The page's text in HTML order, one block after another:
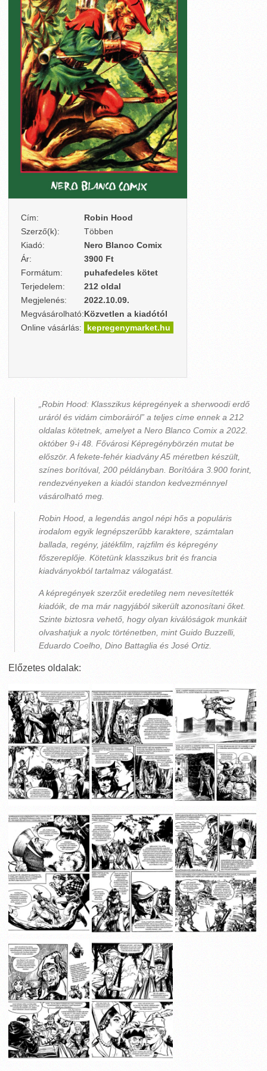
Cím:
Robin Hood
Szerző(k):
Többen
Kiadó:
Nero Blanco Comix
Ár:
3900 Ft
Formátum:
puhafedeles kötet
Terjedelem:
212 oldal
Megjelenés:
2022.10.09.
Megvásárolható:Közvetlen a kiadótól
Online vásárlás:
kepregenymarket.hu
„Robin Hood: Klasszikus képregények a sherwoodi erdő
uráról és vidám cimboráiról” a teljes címe ennek a 212
oldalas kötetnek, amelyet a Nero Blanco Comix a 2022.
október 9-i 48. Fővárosi Képregénybörzén mutat be
először. A fekete-fehér kiadvány A5 méretben készült,
színes borítóval, 200 példányban. Borítóára 3.900 forint,
rendezvényeken a kiadói standon kedvezménnyel
vásárolható meg.
Robin Hood, a legendás angol népi hős a populáris
irodalom egyik legnépszerűbb karaktere, számtalan
ballada, regény, játékfilm, rajzfilm és képregény
főszereplője. Kötetünk klasszikus brit és francia
kiadványokból tartalmaz válogatást.
A képregények szerzőit eredetileg nem nevesítették
kiadóik, de ma már nagyjából sikerült azonosítani őket.
Szinte biztosra vehető, hogy olyan kiválóságok munkáit
olvashatjuk a nyolc történetben, mint Guido Buzzelli,
Eduardo Coelho, Dino Battaglia és José Ortiz.
Előzetes oldalak: